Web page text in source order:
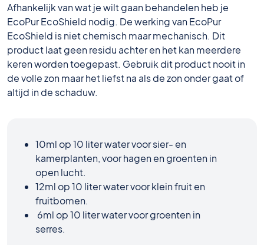
Afhankelijk van wat je wilt gaan behandelen heb je
EcoPur EcoShield nodig. De werking van EcoPur
EcoShield is niet chemisch maar mechanisch. Dit
product laat geen residu achter en het kan meerdere
keren worden toegepast. Gebruik dit product nooit in
de volle zon maar het liefst na als de zon onder gaat of
altijd in de schaduw.
10ml op 10 liter water voor sier- en
kamerplanten, voor hagen en groenten in
open lucht.
12ml op 10 liter water voor klein fruit en
fruitbomen.
6ml op 10 liter water voor groenten in
serres.